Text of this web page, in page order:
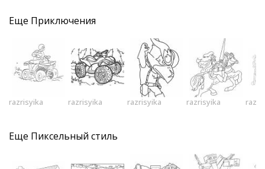
Еще Приключения
razrisyika razrisyika razrisyika razrisyika
Еще Пиксельный стиль